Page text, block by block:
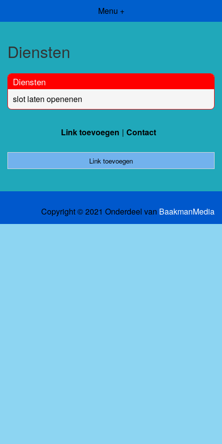
Menu +
Diensten
Diensten
slot laten openenen
Link toevoegen Contact
Link toevoegen
Copyright © 2021 Onderdeel van BaakmanMedia